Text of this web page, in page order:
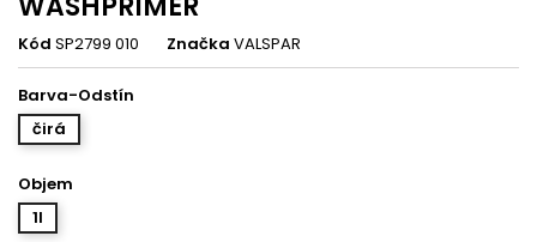
Kód SP2799 010 Značka VALSPAR
Barva-Odstín
čirá
Objem
1l